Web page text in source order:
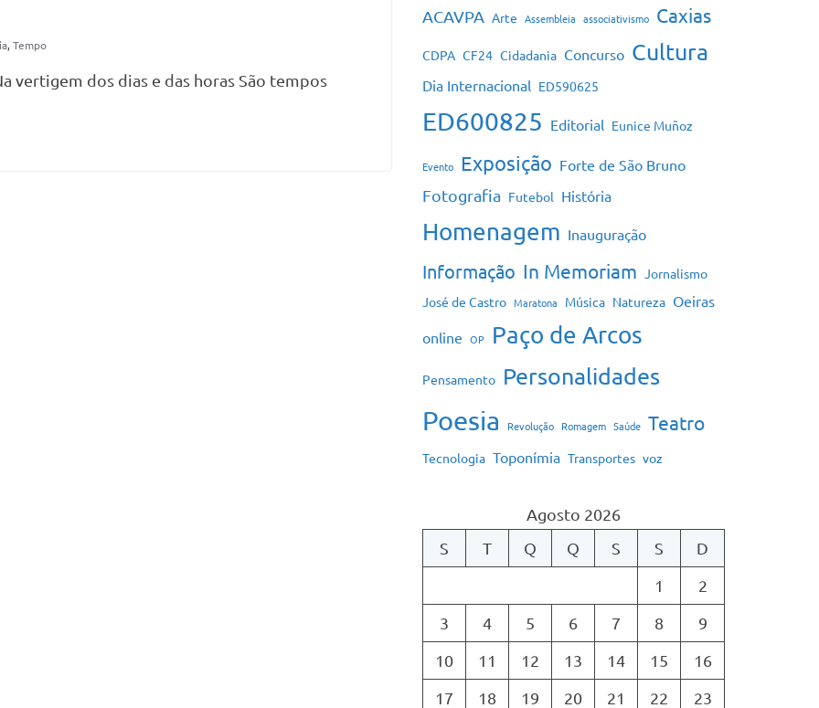
, Tempo
vertigem dos dias e das horas São tempos
ACAVPA Arte Assembleia associativismo Caxias
CDPA CF24 Cidadania Concurso Cultura
Dia Internacional ED590625
ED600825 Editorial Eunice Muñoz
Evento Exposição Forte de São Bruno
Fotografia Futebol História
Homenagem Inauguração
Informação In Memoriam
Jornalismo
José de Castro Maratona Música Natureza Oeiras
online OP Paço de Arcos
Pensamento Personalidades
Poesia Revolução Romagem Saúde Teatro
Tecnologia Toponímia Transportes voz
Agosto 2026
S
T Q Q S S
D
1
2
3
4 5 6 7 8
9
10
11 12 13 14 15
16
17
18 19 20 21 22
23